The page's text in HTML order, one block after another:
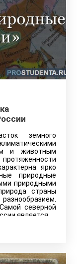
земного
и животным
ярко
природные
природными
страны
северной
является…